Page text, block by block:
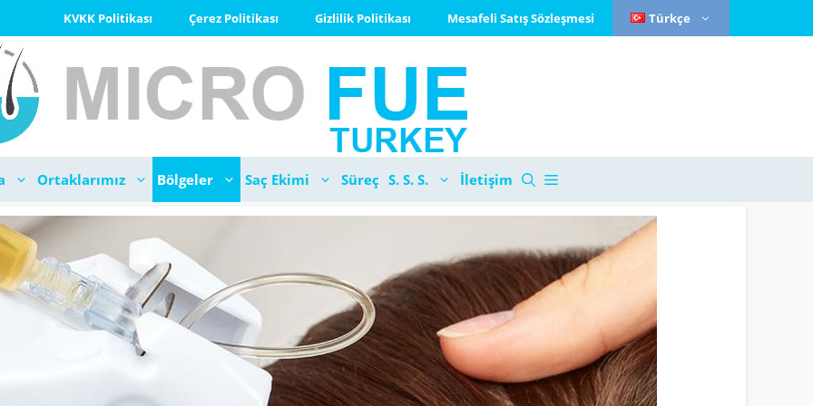
KVKK Politikası Çerez Politikası Gizlilik Politikası Mesafeli Satış Sözleşmesi Türkçe
Ortaklarımız Bölgeler Saç Ekimi Süreç S. S. S. İletişim